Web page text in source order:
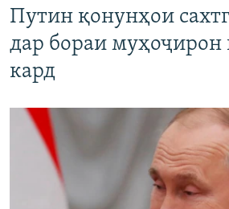
Путин қонунҳои
дар бораи муҳоҷирон
кард